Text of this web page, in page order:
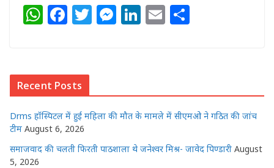
W
s
A
p
p
F
e
b
o
o
k
T
r
M
n
g
r
Li
dI
n
E
Recent Posts
Drms हॉस्पिटल में हुई महिला की मौत के मामले में सीएमओ ने गठित की जांच
टीम August 6, 2026
समाजवाद की चलती फिरती पाठशाला थे जनेश्वर मिश्र- जावेद पिण्डारी August
5, 2026